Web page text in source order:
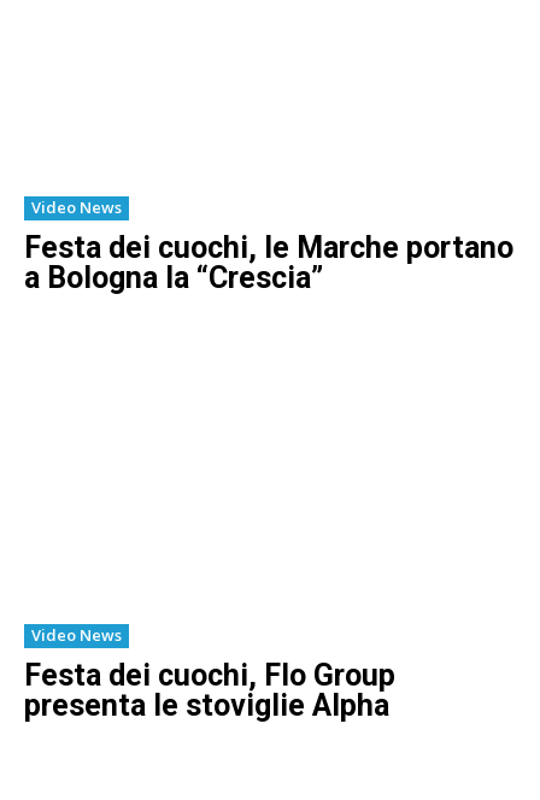
Video News
Festa dei cuochi, le Marche portano
a Bologna la “Crescia”
Video News
Festa dei cuochi, Flo Group
presenta le stoviglie Alpha